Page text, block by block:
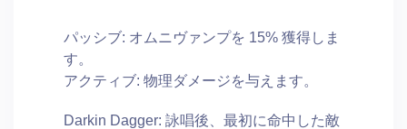
パッシブ: オムニヴァンプを 15% 獲得しま
す。
アクティブ: 物理ダメージを与えます。
Darkin Dagger: 詠唱後、最初に命中した敵